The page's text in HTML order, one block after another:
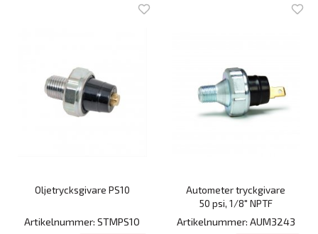
Oljetrycksgivare PS10
Artikelnummer: STMPS10
Autometer tryckgivare
50 psi, 1/8" NPTF
Artikelnummer: AUM3243